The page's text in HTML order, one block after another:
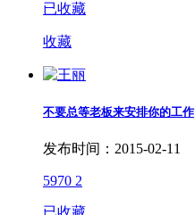
已收藏
收藏
不要总等老板来安排你的工作
发布时间：2015-02-11
5970 2